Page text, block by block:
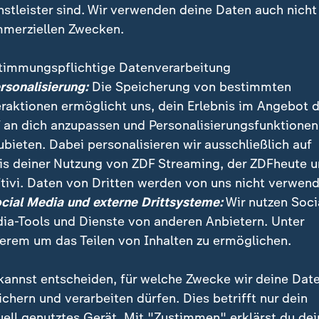
für Inklusion wollen die Special Olympics im
und Selbstbewusstsein von Menschen
sind. Wir verwenden deine Daten auch nicht
Zwecken.
Datenverarbeitung
Die Speicherung von bestimmten
ermöglicht uns, dein Erlebnis im Angebot
an dich anzupassen und Personalisierungsfunktionen
Dabei personalisieren wir ausschließlich auf
deiner Nutzung von ZDF Streaming, der ZDFheute
Daten von Dritten werden von uns nicht
Media und externe Drittsysteme:Wir nutzen
Tools und Dienste von anderen Anbietern. Unter
um das Teilen von Inhalten zu ermöglichen.
entscheiden, für welche Zwecke wir deine
und verarbeiten dürfen. Dies betrifft nur dein